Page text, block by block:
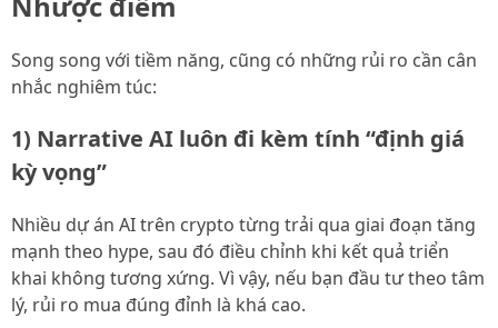
Song song với tiềm năng, cũng có những rủi ro cần cân
nhắc nghiêm túc:
1) Narrative AI luôn đi kèm tính “định giá
kỳ vọng”
Nhiều dự án AI trên crypto từng trải qua giai đoạn tăng
mạnh theo hype, sau đó điều chỉnh khi kết quả triển
khai không tương xứng. Vì vậy, nếu bạn đầu tư theo tâm
lý, rủi ro mua đúng đỉnh là khá cao.